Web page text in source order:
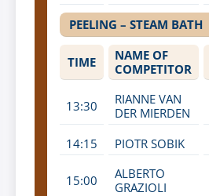
PEELING – STEAM BATH
TIME
NAME OF
COMPETITOR
13:30
RIANNE VAN
DER MIERDEN
14:15
PIOTR SOBIK
15:00
ALBERTO
GRAZIOLI